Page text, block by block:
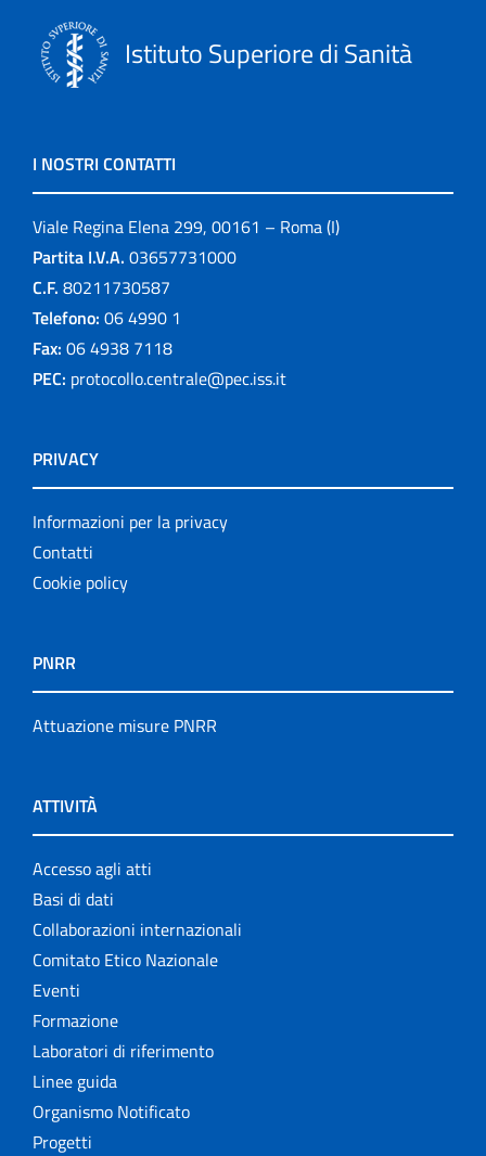
Istituto Superiore di Sanità
I NOSTRI CONTATTI
Viale Regina Elena 299, 00161 – Roma (I)
Partita I.V.A. 03657731000
C.F. 80211730587
Telefono: 06 4990 1
Fax: 06 4938 7118
PEC: protocollo.centrale@pec.iss.it
PRIVACY
Informazioni per la privacy
Contatti
Cookie policy
PNRR
Attuazione misure PNRR
ATTIVITÀ
Accesso agli atti
Basi di dati
Collaborazioni internazionali
Comitato Etico Nazionale
Eventi
Formazione
Laboratori di riferimento
Linee guida
Organismo Notificato
Progetti